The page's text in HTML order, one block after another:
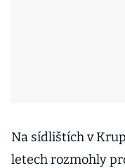
Na sídlištích v
letech rozmohly